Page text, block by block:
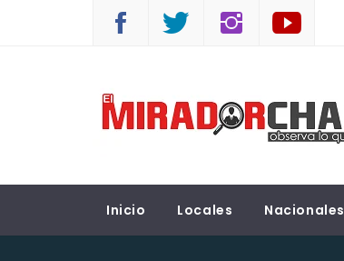
EL MIRADOR CHACO
Inicio Locales Nacionales